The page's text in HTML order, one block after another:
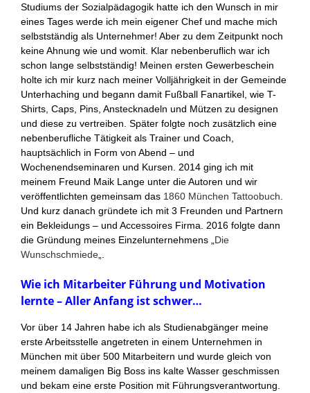
Studiums der Sozialpädagogik hatte ich den Wunsch in mir
eines Tages werde ich mein eigener Chef und mache mich
selbstständig als Unternehmer! Aber zu dem Zeitpunkt noch
keine Ahnung wie und womit. Klar nebenberuflich war ich
schon lange selbstständig! Meinen ersten Gewerbeschein
holte ich mir kurz nach meiner Volljährigkeit in der Gemeinde
Unterhaching und begann damit Fußball Fanartikel, wie T-
Shirts, Caps, Pins, Anstecknadeln und Mützen zu designen
und diese zu vertreiben. Später folgte noch zusätzlich eine
nebenberufliche Tätigkeit als Trainer und Coach,
hauptsächlich in Form von Abend – und
Wochenendseminaren und Kursen. 2014 ging ich mit
meinem Freund Maik Lange unter die Autoren und wir
veröffentlichten gemeinsam das 1860 München Tattoobuch
Und kurz danach gründete ich mit 3 Freunden und Partnern
ein Bekleidungs – und Accessoires Firma. 2016 folgte dann
die Gründung meines Einzelunternehmens „ Die
Wunschschmiede
Wie ich Mitarbeiter Führung und Motivation
lernte –Aller Anfang ist schwer…
Vor über 14 Jahren habe ich als Studienabgänger meine
erste Arbeitsstelle angetreten in einem Unternehmen in
München mit über 500 Mitarbeitern und wurde gleich von
meinem damaligen Big Boss ins kalte Wasser geschmissen
und bekam eine erste Position mit Führungsverantwortung.